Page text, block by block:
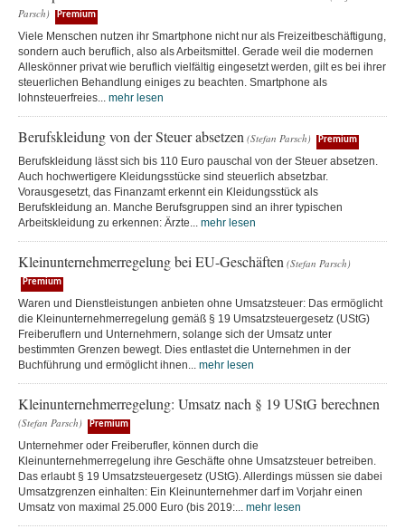
Parsch)
Premium
Viele Menschen nutzen ihr Smartphone nicht nur als Freizeitbeschäftigung,
sondern auch beruflich, also als Arbeitsmittel. Gerade weil die modernen
Alleskönner privat wie beruflich vielfältig eingesetzt werden, gilt es bei ihrer
steuerlichen Behandlung einiges zu beachten. Smartphone als
lohnsteuerfreies... mehr lesen
Berufskleidung von der Steuer absetzen (Stefan Parsch) Premium
Berufskleidung lässt sich bis 110 Euro pauschal von der Steuer absetzen.
Auch hochwertigere Kleidungsstücke sind steuerlich absetzbar.
Vorausgesetzt, das Finanzamt erkennt ein Kleidungsstück als
Berufskleidung an. Manche Berufsgruppen sind an ihrer typischen
Arbeitskleidung zu erkennen: Ärzte... mehr lesen
Kleinunternehmerregelung bei EU-Geschäften (Stefan Parsch)
Premium
Waren und Dienstleistungen anbieten ohne Umsatzsteuer: Das ermöglicht
die Kleinunternehmerregelung gemäß § 19 Umsatzsteuergesetz (UStG)
Freiberuflern und Unternehmern, solange sich der Umsatz unter
bestimmten Grenzen bewegt. Dies entlastet die Unternehmen in der
Buchführung und ermöglicht ihnen... mehr lesen
Kleinunternehmerregelung: Umsatz nach § 19 UStG berechnen
(Stefan Parsch) Premium
Unternehmer oder Freiberufler, können durch die
Kleinunternehmerregelung ihre Geschäfte ohne Umsatzsteuer betreiben.
Das erlaubt § 19 Umsatzsteuergesetz (UStG). Allerdings müssen sie dabei
Umsatzgrenzen einhalten: Ein Kleinunternehmer darf im Vorjahr einen
Umsatz von maximal 25.000 Euro (bis 2019:... mehr lesen